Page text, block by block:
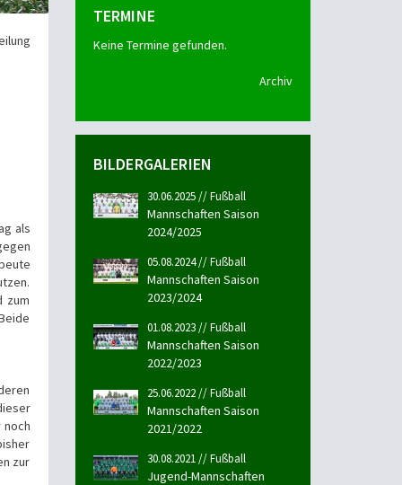
als
zum
noch
zur
TERMINE
Keine Termine gefunden.
Archiv
BILDERGALERIEN
30.06.2025 // Fußball
Mannschaften Saison
2024/2025
05.08.2024 // Fußball
Mannschaften Saison
2023/2024
01.08.2023 // Fußball
Mannschaften Saison
2022/2023
25.06.2022 // Fußball
Mannschaften Saison
2021/2022
30.08.2021 // Fußball
Jugend-Mannschaften